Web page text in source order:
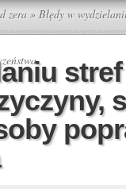
zera » Błędy w
stref